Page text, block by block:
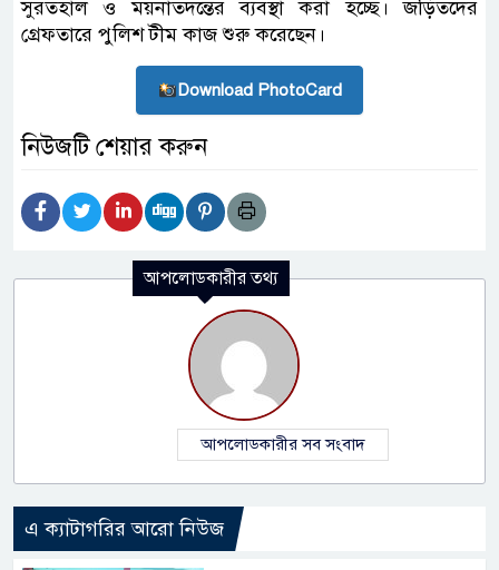
সুরতহাল ও ময়নাতদন্তের ব্যবস্থা করা হচ্ছে। জড়িতদের
গ্রেফতারে পুলিশ টীম কাজ শুরু করেছেন।
Download PhotoCard
নিউজটি শেয়ার করুন
আপলোডকারীর তথ্য
আপলোডকারীর সব সংবাদ
এ ক্যাটাগরির আরো নিউজ